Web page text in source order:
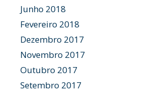
Junho 2018
Fevereiro 2018
Dezembro 2017
Novembro 2017
Outubro 2017
Setembro 2017